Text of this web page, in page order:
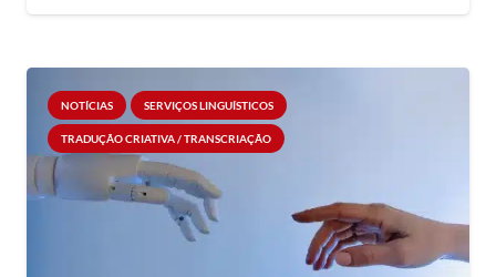
NOTÍCIAS SERVIÇOS LINGUÍSTICOS
TRADUÇÃO CRIATIVA / TRANSCRIAÇÃO